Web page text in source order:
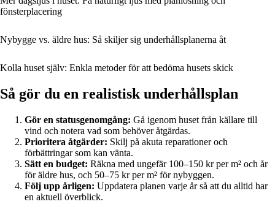
fönsterplacering
Nybygge vs. äldre hus: Så skiljer sig underhållsplanerna åt
Kolla huset själv: Enkla metoder för att bedöma husets skick
Så gör du en realistisk underhållsplan
Gör en statusgenomgång: Gå igenom huset från källare till
vind och notera vad som behöver åtgärdas.
Prioritera åtgärder: Skilj på akuta reparationer och
förbättringar som kan vänta.
Sätt en budget: Räkna med ungefär 100–150 kr per m² och år
för äldre hus, och 50–75 kr per m² för nybyggen.
Följ upp årligen: Uppdatera planen varje år så att du alltid har
en aktuell överblick.